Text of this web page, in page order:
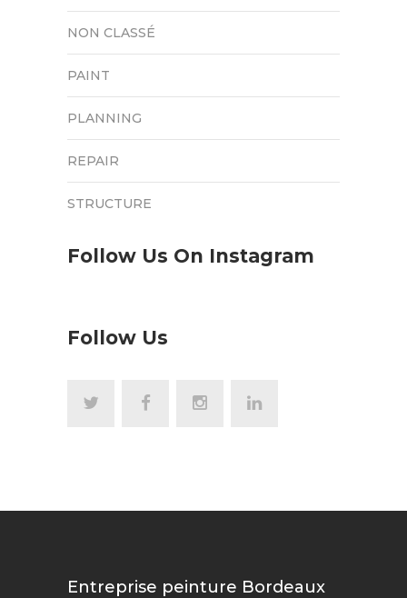
NON CLASSÉ
PAINT
PLANNING
REPAIR
STRUCTURE
Follow Us On Instagram
Follow Us
Entreprise peinture Bordeaux